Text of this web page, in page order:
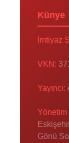
Künye
İmtiyaz
VKN:
Yayıncı:
Yönetim
Gönü